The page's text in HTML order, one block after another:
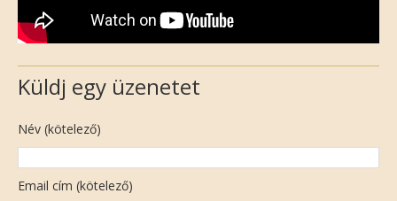
Küldj egy üzenetet
Név (kötelező)
Email cím (kötelező)